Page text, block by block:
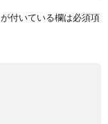
が付いている欄は必須項